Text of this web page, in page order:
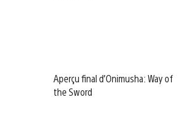
Aperçu final d’Onimusha: Way of
the Sword